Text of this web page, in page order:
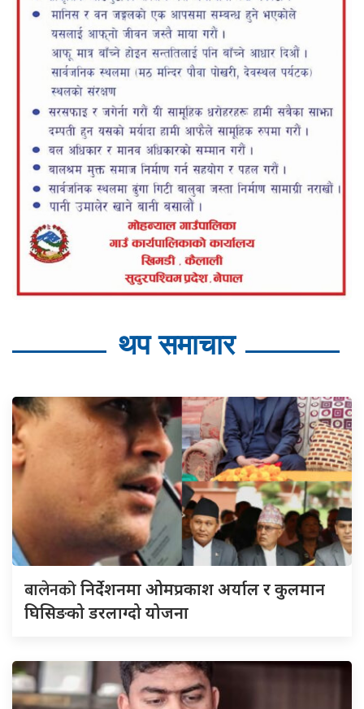
थप समाचार
बालेनकोनिर्देशनमा ओमप्रकाश अर्याल र कुलमान
घिसिङको डरलाग्दो योजना